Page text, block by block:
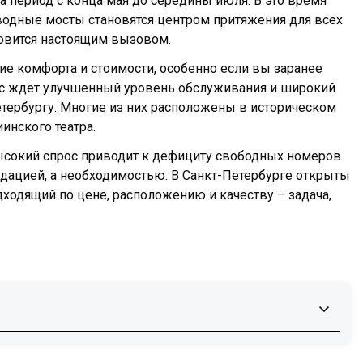
мосты становятся центром притяжения для всех
настоящим вызовом.
комфорта и стоимости, особенно если вы заранее
ждёт улучшенный уровень обслуживания и широкий
Многие из них расположены в историческом
театра.
спрос приводит к дефициту свободных номеров
а необходимостью. В Санкт-Петербурге открыты
по цене, расположению и качеству – задача,